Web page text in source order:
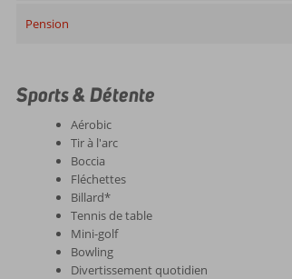
Pension
Sports & Détente
Aérobic
Tir à l'arc
Boccia
Fléchettes
Billard*
Tennis de table
Mini-golf
Bowling
Divertissement quotidien